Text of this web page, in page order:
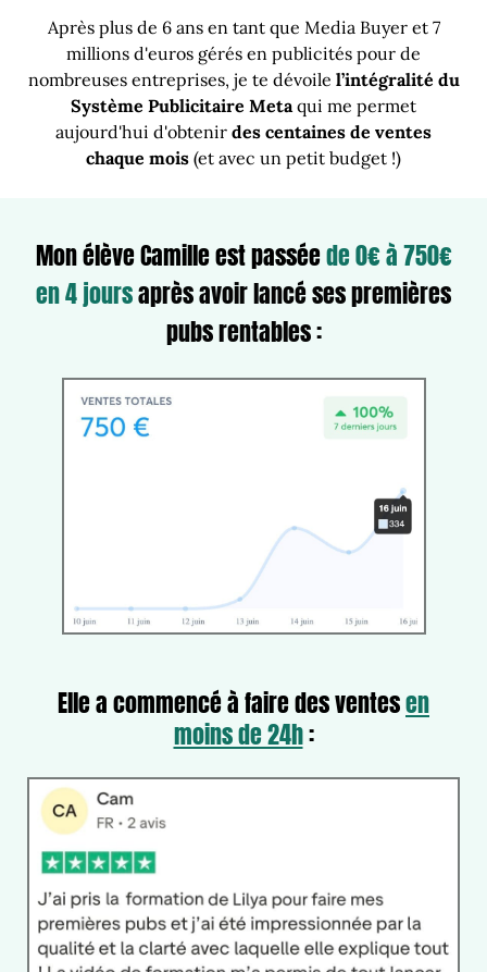
Après plus de 6 ans en tant que Media Buyer et 7
millions d'euros gérés en publicités pour de
nombreuses entreprises, je te dévoile l’intégralité du
Système Publicitaire Meta qui me permet
aujourd'hui d'obtenir des centaines de ventes
chaque mois (et avec un petit budget !)
Mon élève Camille est passéede 0€ à 750€
en 4 joursaprès avoir lancé ses premières
pubs rentables :
Elle a commencé à faire des ventesen
moins de 24h: